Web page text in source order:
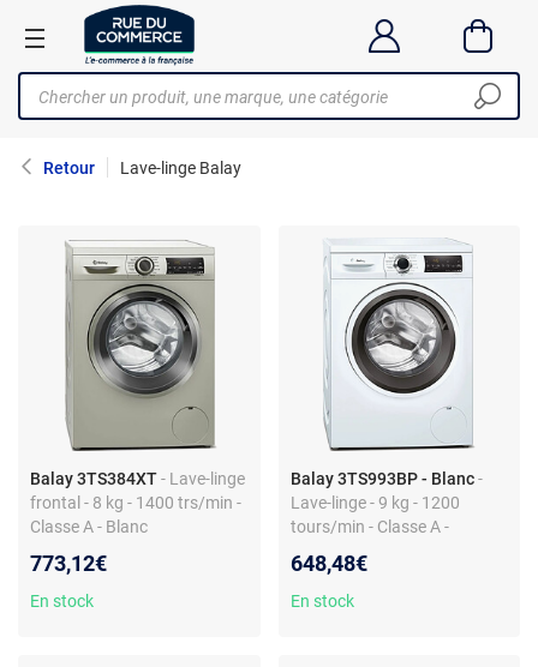
Retour Lave-linge Balay
Balay 3TS384XT- Lave-linge
frontal - 8 kg - 1400 trs/min -
Classe A - Blanc
773,12€
En stock
Balay 3TS993BP - Blanc -
Lave-linge - 9 kg - 1200
tours/min - Classe A -
Écran integré
648,48€
En stock